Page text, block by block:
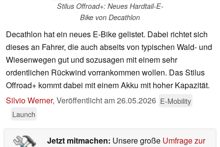
Stilus Offroad+: Neues Hardtail-E-
Bike von Decathlon
Decathlon hat ein neues E-Bike gelistet. Dabei richtet sich
dieses an Fahrer, die auch abseits von typischen Wald- und
Wiesenwegen gut und sozusagen mit einem sehr
ordentlichen Rückwind vorrankommen wollen. Das Stilus
Offroad+ kommt dabei mit einem Akku mit hoher Kapazität.
Silvio Werner, Veröffentlicht am26.05.2026 E-Mobility
Launch
Jetzt mitmachen: Unsere große Umfrage zur